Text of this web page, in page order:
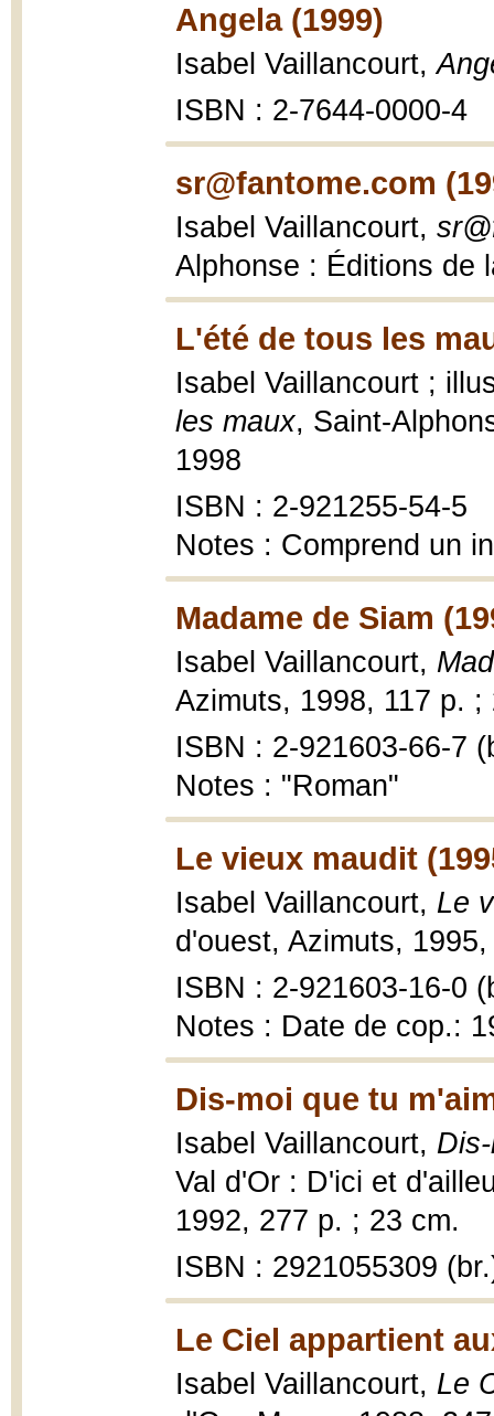
Angela (1999)
Isabel Vaillancourt,
ISBN : 2-7644-0000-4
sr@fantome.com
Isabel Vaillancourt,
Alphonse : Éditions de
L'été de tous les
Isabel Vaillancourt ;
les maux, Saint-
1998
ISBN : 2-921255-54-5
Notes : Comprend un
Madame de Siam
Isabel Vaillancourt,
Azimuts, 1998, 117 p. ;
ISBN : 2-921603-66-7
Notes : "Roman"
Le vieux maudit
Isabel Vaillancourt, Le
d'ouest, Azimuts,
ISBN : 2-921603-16-0
Notes : Date de cop.:
Dis-moi que tu
Isabel Vaillancourt,
Val d'Or : D'ici et
1992, 277 p. ; 23 cm.
ISBN : 2921055309
Le Ciel appartient
Isabel Vaillancourt, Le